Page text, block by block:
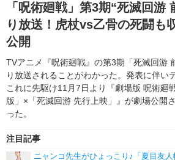
ゲーム
イベント
海外イベント
俳優・タレント
ビジネス
アニメ
書評
ゲーム
動画
アニメ！アニメ！TV
連載・コラム
「呪術廻戦」第3期“死滅回游
り放送！虎杖vs乙骨の死闘も
公開
TVアニメ『呪術廻戦』の第3期「死滅回游
り放送されることがわかった。発表に伴い
これに先駆け11月7日より『劇場版 呪術廻
版」×「死滅回游 先行上映」』が劇場公開
った。
注目記事
ニャンコ先生がひょっこり♪「夏目友